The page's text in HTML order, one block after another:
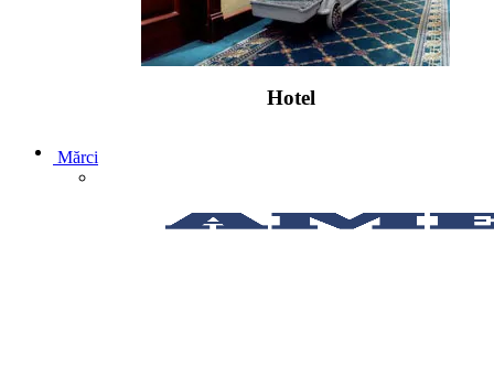
Hotel
Mărci